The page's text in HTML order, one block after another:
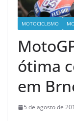
MOTOCICLISMO
ótima
em
5 de agosto de